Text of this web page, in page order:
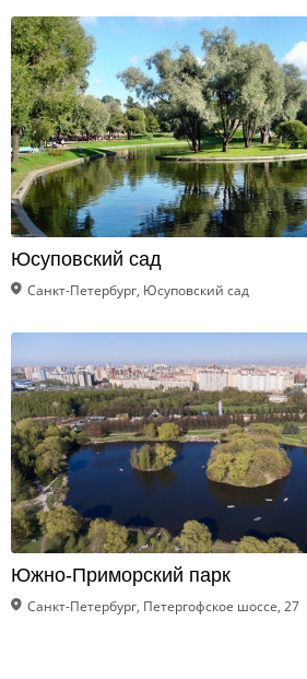
Юсуповский сад
Санкт-Петербург, Юсуповский сад
Южно-Приморский парк
Санкт-Петербург, Петергофское шоссе, 27